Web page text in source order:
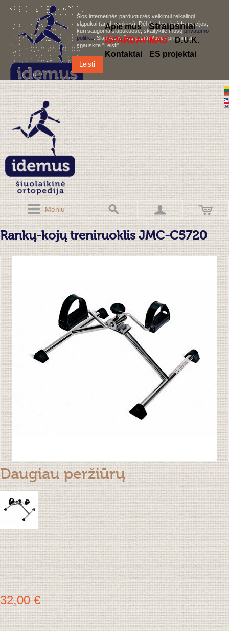
Šios internetinės parduotuvės veikimui reikalingi
slapukai (angl. cookies). Dėl detalesnės informacijos,
kuri saugoma slapukuose, skaitykite mūsųprivatumo
politiką . Slapukų iš šios parduotuvės priėmimui,
spauskite "Leisti".
Leisti
Meniu
Apie mus Straipsniai
IŠPARDAVIMAS
D.U.K.
Kontaktai
ES projektai
Rankų-kojų treniruoklis JMC-C5720
Daugiau peržiūrų
32,00 €